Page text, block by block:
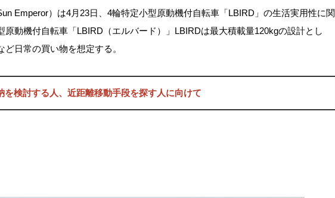
Emperor）は4月23日、4輪特定小型原動機付自転車「LBIRD」の生活実用性に関
原動機付自転車「LBIRD（エルバード）」LBIRDは最大積載量120kgの設計とし
日常の買い物を想定する。
を検討する人、近距離移動手段を探す人に向けて